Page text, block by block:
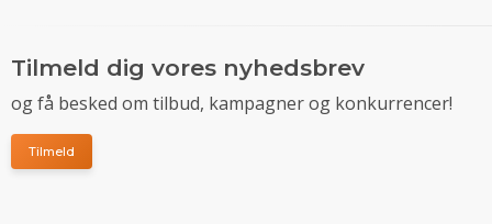
Tilmeld dig vores nyhedsbrev
og få besked om tilbud, kampagner og konkurrencer!
Tilmeld